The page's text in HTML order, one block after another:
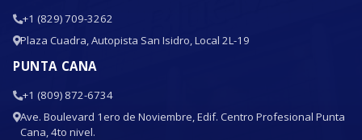
+1 (829) 709-3262
Plaza Cuadra, Autopista San Isidro, Local 2L-19
PUNTA CANA
+1 (809) 872-6734
Ave. Boulevard 1ero de Noviembre, Edif. Centro Profesional Punta
Cana, 4to nivel.